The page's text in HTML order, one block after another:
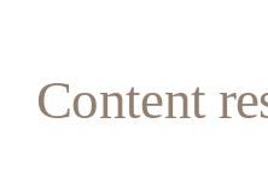
Content